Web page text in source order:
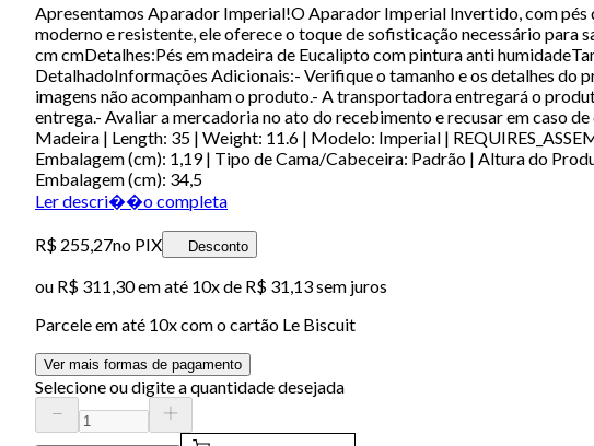
Apresentamos Aparador Imperial!O Aparador Imperial Invertido, com pés
moderno e resistente, ele oferece o toque de sofisticação necessário
cm cmDetalhes:Pés em madeira de Eucalipto com pintura anti
DetalhadoInformações Adicionais:- Verifique o tamanho e os detalhes do
imagens não acompanham o produto.- A transportadora entregará o
entrega.- Avaliar a mercadoria no ato do recebimento e recusar em caso
Madeira | Length: 35 | Weight: 11.6 | Modelo: Imperial |
Embalagem (cm): 1,19 | Tipo de Cama/Cabeceira: Padrão | Altura do
Embalagem (cm): 34,5
Ler descri��o completa
R$ 255,27no PIX Desconto
ou R$ 311,30em até 10x de R$ 31,13 sem juros
Parcele em até 10x com o cartão Le Biscuit
Ver mais formas de pagamento
Selecione ou digite a quantidade desejada